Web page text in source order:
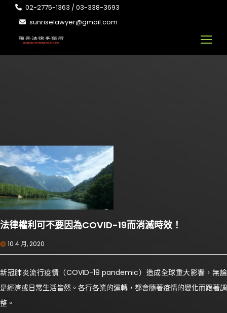
02-2775-1363 / 03-338-3693
sunriselawyer@gmail.com
法律權利可不要因為COVID-19而消滅時效！
10 4 月, 2020
新冠肺炎流行疫情（COVID-19 pandemic）造成全球重大影響，無論
是經濟或日常生活皆然。各行各業的運轉，都會隨著疫情的變化而跟著調
整。